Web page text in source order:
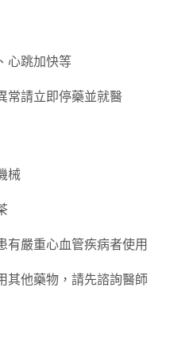
心跳加快等
常請立即停藥並就醫
械
有嚴重心血管疾病者使用
其他藥物，請先諮詢醫師